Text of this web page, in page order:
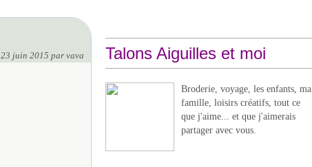
23 juin 2015 par vava Talons Aiguilles et moi
Broderie, voyage, les enfants, ma
famille, loisirs créatifs, tout ce
que j'aime... et que j'aimerais
partager avec vous.